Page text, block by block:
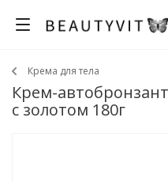
Крема для тела
Крем-
с золотом 180г